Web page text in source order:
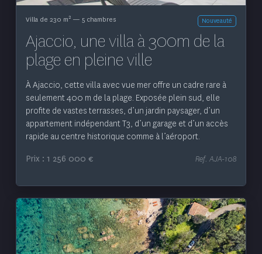
Villa de 230 m2— 5 chambres Nouveauté
Ajaccio, une villa à 300m de la
plage en pleine ville
À Ajaccio, cette villa avec vue mer offre un cadre rare à
seulement 400 m de la plage. Exposée plein sud, elle
profite de vastes terrasses, d’un jardin paysager, d’un
appartement indépendant T3, d’un garage et d’un accès
rapide au centre historique comme à l’aéroport.
Prix : 1 256 000 €
Ref. AJA-108